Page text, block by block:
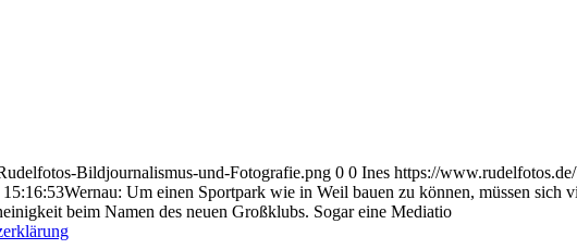
Bildjournalismus-und-Fotografie.png 0 0 Ines https://
Wernau: Um einen Sportpark wie in Weil bauen zu können, müssen sich
beim Namen des neuen Großklubs. Sogar eine Mediatio